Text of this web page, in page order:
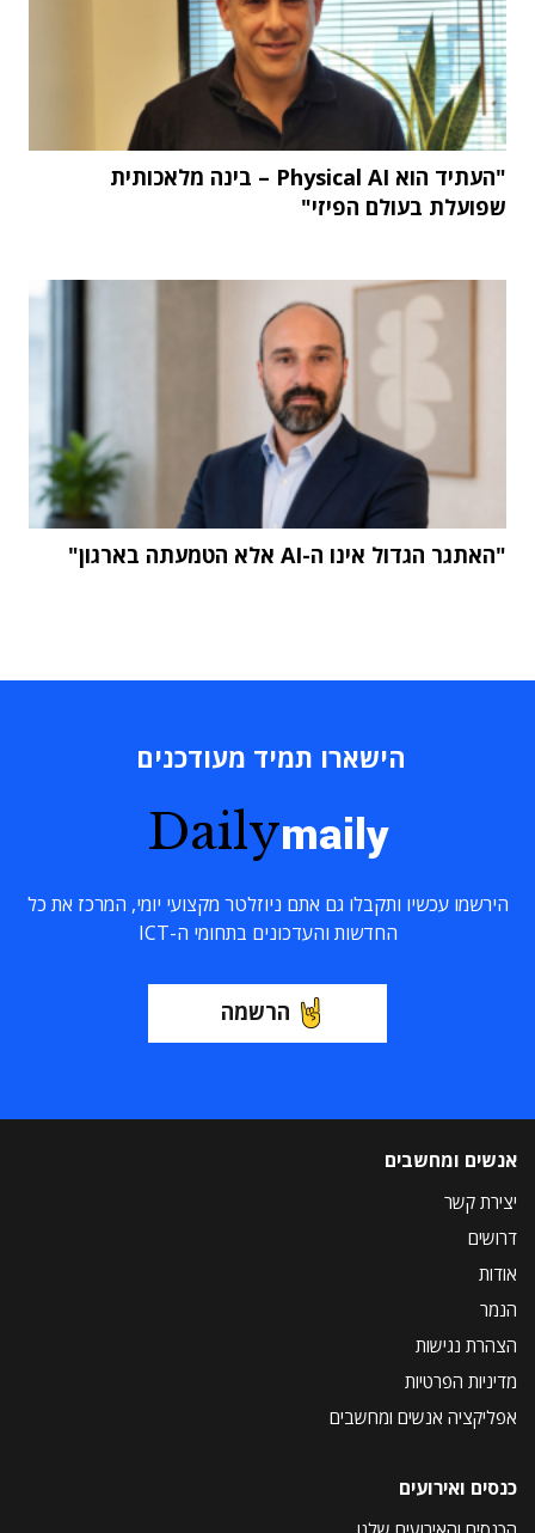
"העתיד הוא Physical AI – בינה מלאכותית
שפועלת בעולם הפיזי"
"האתגר הגדול אינו ה-AI אלא הטמעתה בארגון"
הישארו תמיד מעודכנים
Dailymaily
הירשמו עכשיו ותקבלו גם אתם ניוזלטר מקצועי יומי, המרכז את כל
החדשות והעדכונים בתחומי ה-ICT
הרשמה
אנשים ומחשבים
יצירת קשר
דרושים
אודות
הנמר
הצהרת נגישות
מדיניות הפרטיות
אפליקציה אנשים ומחשבים
כנסים ואירועים